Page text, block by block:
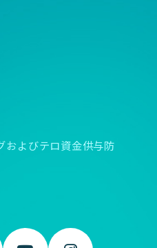
およびテロ資金供与防